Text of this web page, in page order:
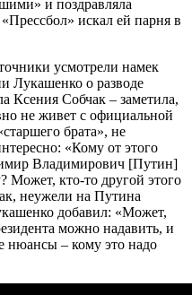
усмотрели намек
Лукашенко о разводе
Ксения Собчак – заметила,
не живет с официальной
брата», не
«Кому от этого
Владимирович [Путин]
Может, кто-то другой этого
неужели на Путина
добавил: «Может,
можно надавить, и
нюансы – кому это надо